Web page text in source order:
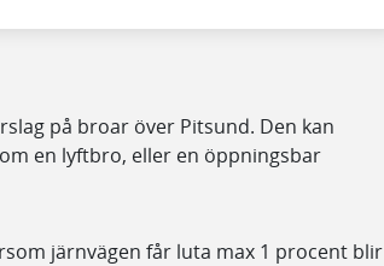
på broar över Pitsund. Den kan
en lyftbro, eller en öppningsbar
järnvägen får luta max 1 procent blir